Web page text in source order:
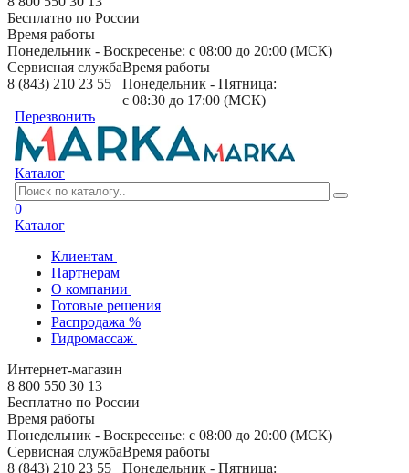
Бесплатно по России
Время работы
Понедельник - Воскресенье: с 08:00 до 20:00 (МСК)
Сервисная служба
8 (843) 210 23 55
Время работы
Понедельник - Пятница:
с 08:30 до 17:00 (МСК)
Перезвонить
Каталог
0
Каталог
Клиентам
Партнерам
О компании
Готовые решения
Распродажа %
Гидромассаж
Интернет-магазин
8 800 550 30 13
Бесплатно по России
Время работы
Понедельник - Воскресенье: с 08:00 до 20:00 (МСК)
Сервисная служба
8 (843) 210 23 55
Время работы
Понедельник - Пятница: